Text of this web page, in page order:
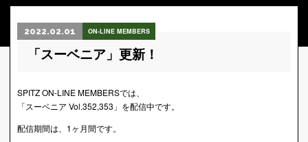
2022.02.01 ON-LINE MEMBERS
「スーベニア」更新！
SPITZ ON-LINE MEMBERSでは、
「スーベニア Vol.352,353」を配信中です。
配信期間は、1ヶ月間です。